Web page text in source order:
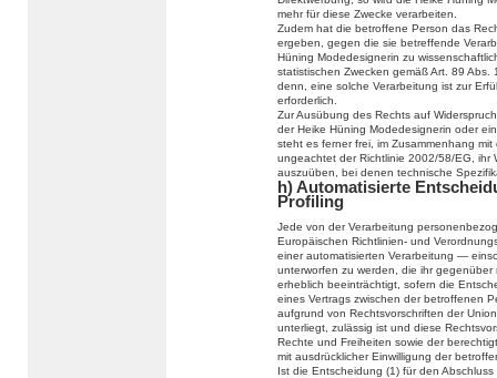
mehr für diese Zwecke verarbeiten.
Zudem hat die betroffene Person das
ergeben, gegen die sie betreffende
Hüning Modedesignerin zu
statistischen Zwecken gemäß Art. 89
denn, eine solche Verarbeitung ist zur
erforderlich.
Zur Ausübung des Rechts auf
der Heike Hüning Modedesignerin oder
steht es ferner frei, im Zusammenhang
ungeachtet der Richtlinie 2002/58/EG, ihr
auszuüben, bei denen technische
h) Automatisierte
Profiling
Jede von der Verarbeitung
Europäischen Richtlinien- und
einer automatisierten Verarbeitung —
unterworfen zu werden, die ihr
erheblich beeinträchtigt, sofern die
eines Vertrags zwischen der betroffenen
aufgrund von Rechtsvorschriften der
unterliegt, zulässig ist und diese
Rechte und Freiheiten sowie der
mit ausdrücklicher Einwilligung der
Ist die Entscheidung (1) für den